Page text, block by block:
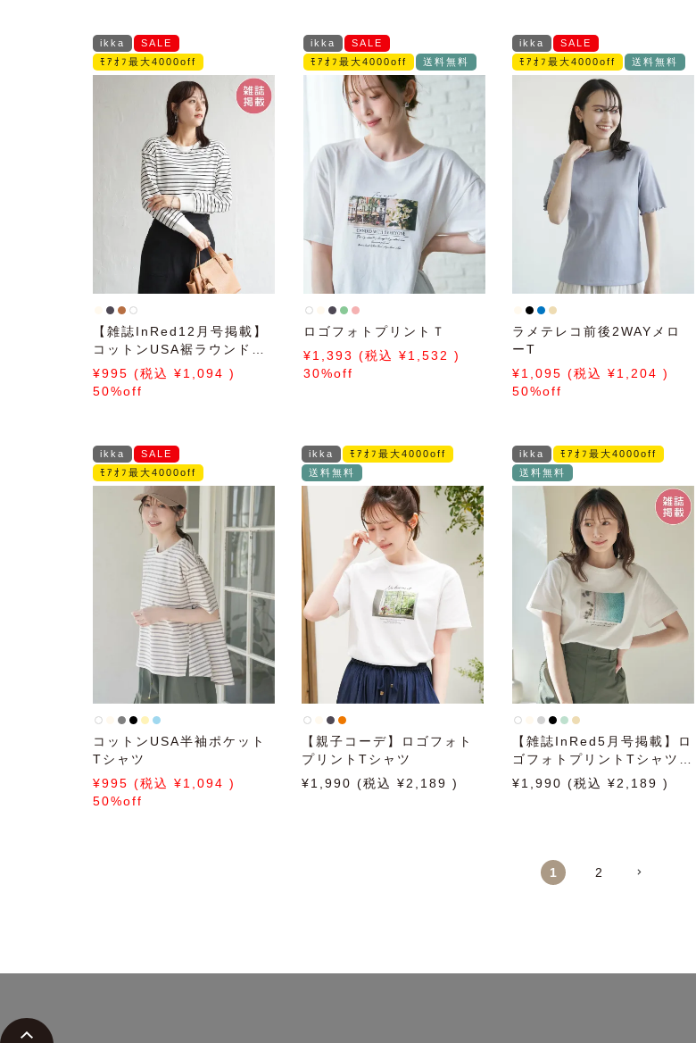
ikka
SALE
ﾓｱｵﾌ最大4000off
【雑誌InRed12月号掲載】
コットンUSA裾ラウンドロ
ンT
995
1,094
50%off
ikka
SALE
ﾓｱｵﾌ最大4000off
送料無料
ロゴフォトプリントＴ
1,393
1,532
30%off
ikka
SALE
ﾓｱｵﾌ最大4000off
送料無料
ラメテレコ前後2WAYメロ
ーT
1,095
1,204
50%off
ikka
SALE
ﾓｱｵﾌ最大4000off
コットンUSA半袖ポケット
Tシャツ
995
1,094
50%off
ikka
ﾓｱｵﾌ最大4000off
送料無料
【親子コーデ】ロゴフォト
プリントTシャツ
1,990
2,189
ikka
ﾓｱｵﾌ最大4000off
送料無料
【雑誌InRed5月号掲載】ロ
ゴフォトプリントTシャツ
【親子コーデ】
1,990 2,189
1 2